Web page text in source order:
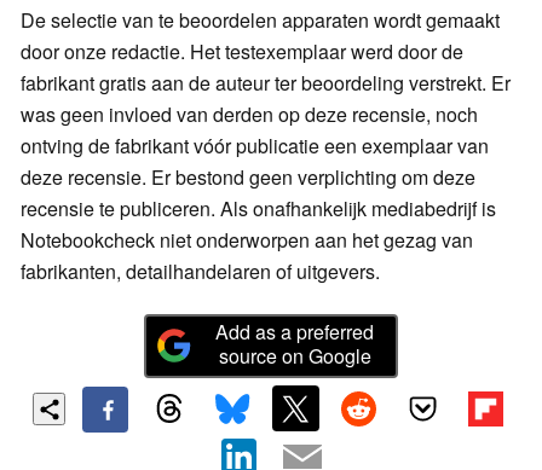
De selectie van te beoordelen apparaten wordt gemaakt
door onze redactie. Het testexemplaar werd door de
fabrikant gratis aan de auteur ter beoordeling verstrekt. Er
was geen invloed van derden op deze recensie, noch
ontving de fabrikant vóór publicatie een exemplaar van
deze recensie. Er bestond geen verplichting om deze
recensie te publiceren. Als onafhankelijk mediabedrijf is
Notebookcheck niet onderworpen aan het gezag van
fabrikanten, detailhandelaren of uitgevers.
Add as a preferred
source on Google